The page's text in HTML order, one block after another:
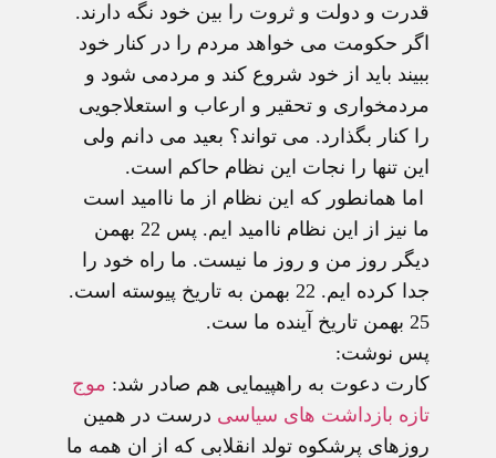
قدرت و دولت و ثروت را بین خود نگه دارند.
اگر حکومت می خواهد مردم را در کنار خود
ببیند باید از خود شروع کند و مردمی شود و
مردمخواری و تحقیر و ارعاب و استعلاجویی
را کنار بگذارد. می تواند؟ بعید می دانم ولی
این تنها را نجات این نظام حاکم است.
اما همانطور که این نظام از ما ناامید است
ما نیز از این نظام ناامید ایم. پس 22 بهمن
دیگر روز من و روز ما نیست. ما راه خود را
جدا کرده ایم. 22 بهمن به تاریخ پیوسته است.
25 بهمن تاریخ آینده ما ست.
پس نوشت:
کارت دعوت به راهپیمایی هم صادر شد: موج
تازه بازداشت های سیاسی درست در همین
روزهای پرشکوه تولد انقلابی که از ان همه ما